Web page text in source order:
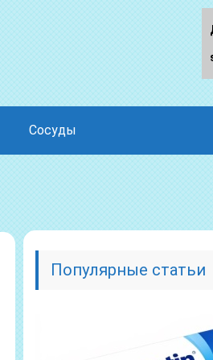
Сосуды
Популярные статьи